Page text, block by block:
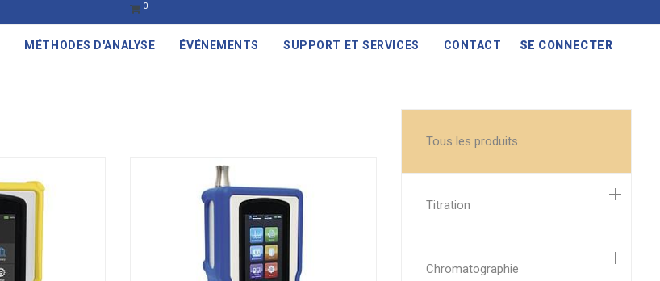
0
MÉTHODES D'ANALYSE ÉVÉNEMENTS SUPPORT ET SERVICES CONTACT SE CONNECTER
Tous les produits
Titration
Chromatographie